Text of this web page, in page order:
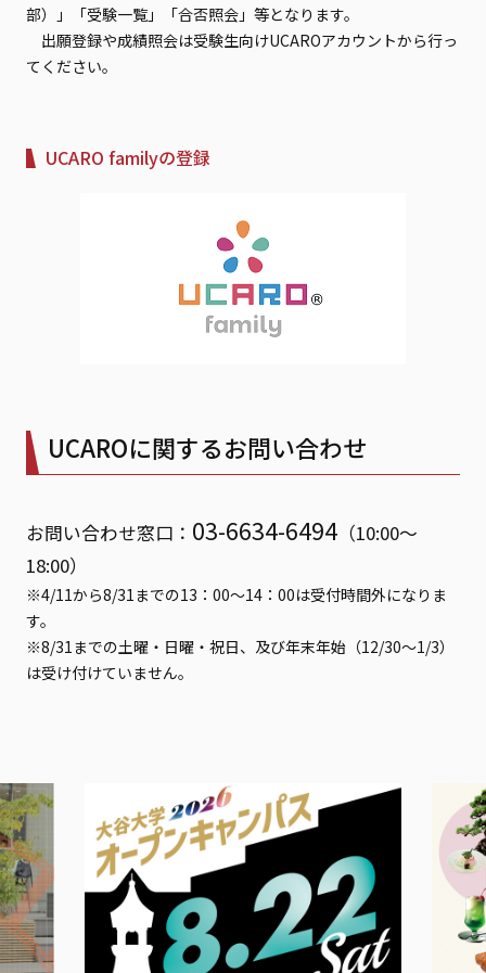
部）」「受験一覧」「合否照会」等となります。
出願登録や成績照会は受験生向けUCAROアカウントから行っ
てください。
UCARO familyの登録
UCAROに関するお問い合わせ
お問い合わせ窓口： 03-6634-6494（10:00～
18:00）
※4/11から8/31までの13：00～14：00は受付時間外になりま
す。
※8/31までの土曜・日曜・祝日、及び年末年始（12/30～1/3）
は受け付けていません。